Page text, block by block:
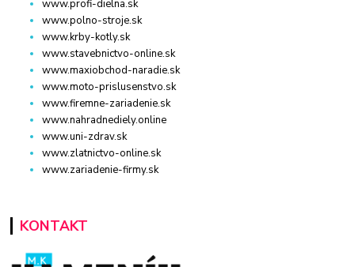
www.profi-dielna.sk
www.polno-stroje.sk
www.krby-kotly.sk
www.stavebnictvo-online.sk
www.maxiobchod-naradie.sk
www.moto-prislusenstvo.sk
www.firemne-zariadenie.sk
www.nahradnediely.online
www.uni-zdrav.sk
www.zlatnictvo-online.sk
www.zariadenie-firmy.sk
KONTAKT